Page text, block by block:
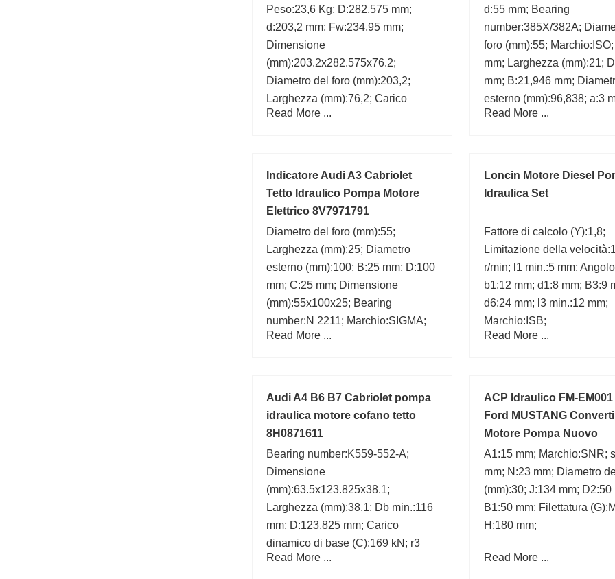
Peso:23,6 Kg; D:282,575 mm;
d:203,2 mm; Fw:234,95 mm;
Dimensione
(mm):203.2x282.575x76.2;
Diametro del foro (mm):203,2;
Larghezza (mm):76,2; Carico
statico di base (C0):1470 kN;
Read More ...
8G0810654B
d:55 mm; Bearing
number:385X/382A;
foro (mm):55; Marchio:ISO;
mm; Larghezza (mm):21;
mm; B:21,946 mm;
esterno (mm):96,838; a:3
Read More ...
Indicatore Audi A3 Cabriolet
Tetto Idraulico Pompa Motore
Elettrico 8V7971791
Diametro del foro (mm):55;
Larghezza (mm):25; Diametro
esterno (mm):100; B:25 mm; D:100
mm; C:25 mm; Dimensione
(mm):55x100x25; Bearing
number:N 2211; Marchio:SIGMA;
d:55 mm;
Read More ...
Loncin Motore Diesel
Idraulica Set
Fattore di calcolo (Y):1,8;
Limitazione della
r/min; l1 min.:5 mm;
b1:12 mm; d1:8 mm; B3:9
d6:24 mm; l3 min.:12 mm;
Marchio:ISB;
Read More ...
Audi A4 B6 B7 Cabriolet pompa
idraulica motore cofano tetto
8H0871611
Bearing number:K559-552-A;
Dimensione
(mm):63.5x123.825x38.1;
Larghezza (mm):38,1; Db min.:116
mm; D:123,825 mm; Carico
dinamico di base (C):169 kN; r3
min.:3,3 mm; d1:92,8 mm; Fattore
Read More ...
ACP Idraulico FM-EM001
Ford MUSTANG
Motore Pompa Nuovo
A1:15 mm; Marchio:SNR;
mm; N:23 mm; Diametro
(mm):30; J:134 mm; D2:50
B1:50 mm; Filettatura
H:180 mm;
Read More ...